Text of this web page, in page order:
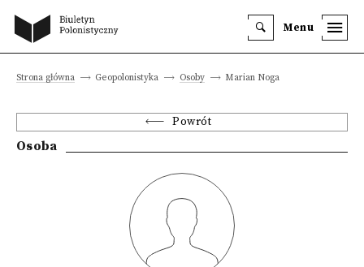
Menu
Strona główna Geopolonistyka Osoby Marian Noga
Powrót
Osoba